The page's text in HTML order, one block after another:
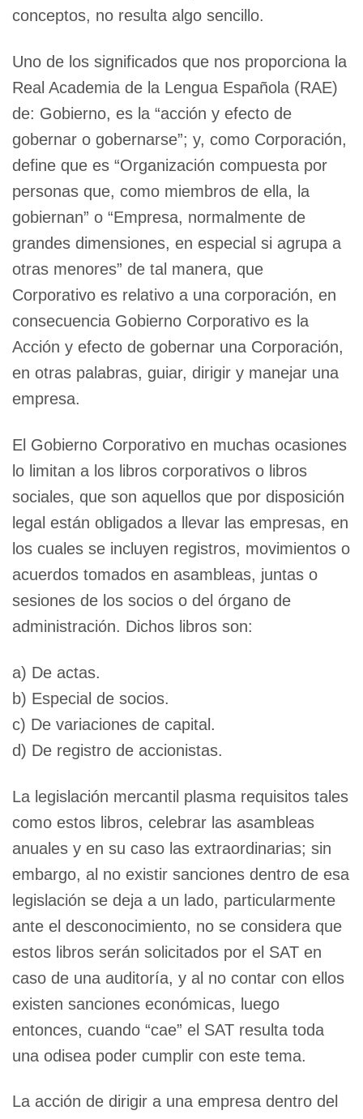
conceptos, no resulta algo sencillo.
Uno de los significados que nos proporciona la
Real Academia de la Lengua Española (RAE)
de: Gobierno, es la “acción y efecto de
gobernar o gobernarse”; y, como Corporación,
define que es “Organización compuesta por
personas que, como miembros de ella, la
gobiernan” o “Empresa, normalmente de
grandes dimensiones, en especial si agrupa a
otras menores” de tal manera, que
Corporativo es relativo a una corporación, en
consecuencia Gobierno Corporativo es la
Acción y efecto de gobernar una Corporación,
en otras palabras, guiar, dirigir y manejar una
empresa.
El Gobierno Corporativo en muchas ocasiones
lo limitan a los libros corporativos o libros
sociales, que son aquellos que por disposición
legal están obligados a llevar las empresas, en
los cuales se incluyen registros, movimientos o
acuerdos tomados en asambleas, juntas o
sesiones de los socios o del órgano de
administración. Dichos libros son:
a) De actas.
b) Especial de socios.
c) De variaciones de capital.
d) De registro de accionistas.
La legislación mercantil plasma requisitos tales
como estos libros, celebrar las asambleas
anuales y en su caso las extraordinarias; sin
embargo, al no existir sanciones dentro de esa
legislación se deja a un lado, particularmente
ante el desconocimiento, no se considera que
estos libros serán solicitados por el SAT en
caso de una auditoría, y al no contar con ellos
existen sanciones económicas, luego
entonces, cuando “cae” el SAT resulta toda
una odisea poder cumplir con este tema.
La acción de dirigir a una empresa dentro del